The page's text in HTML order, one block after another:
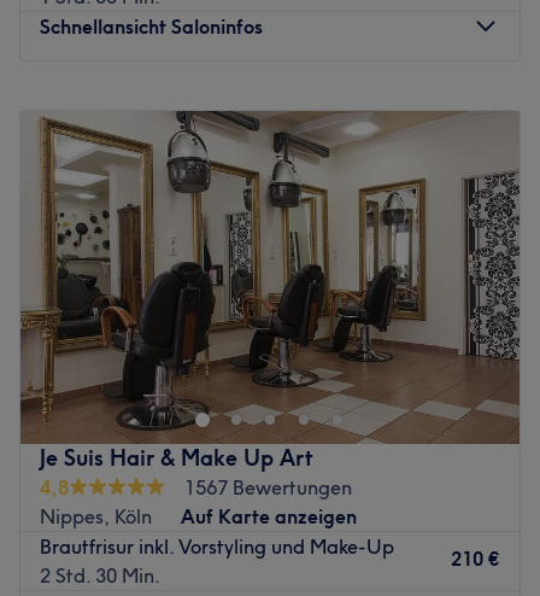
Schnellansicht Saloninfos
Dienstag
09:30 –19:00
Mittwoch
09:30
Donnerstag
09:30–19:00
Freitag
09:30–
19:00
Samstag
09:30–
Sonntag
Geschlossen
Willkommen bei Bandido Barber & Beauty, deinem
modernen Friseursalon in Porz-Mitte. Hier erwartet dich
eine echte Auszeit vom Alltag, bei der sich alles um deine
individuellen Haarbedürfnisse dreht. Egal, ob du dir
einen frischen Schnitt, brillante Farbe oder ein komplettes
Umstyling wünschst – hier steht dein Look immer im
Mittelpunkt. Das stilvolle und ruhige Ambiente sorgt
sofort dafür, dass du dich rundum wohlfühlst und
entspannen kannst. Genieße absolute Präzision und lass
dein Haar zum Strahlen bringen.
Je Suis Hair & Make Up Art
4,8
1567 Bewertungen
Nippes, Köln
Auf Karte anzeigen
Brautfrisur inkl. Vorstyling und Make-Up
2 Std. 30 Min.
210 €